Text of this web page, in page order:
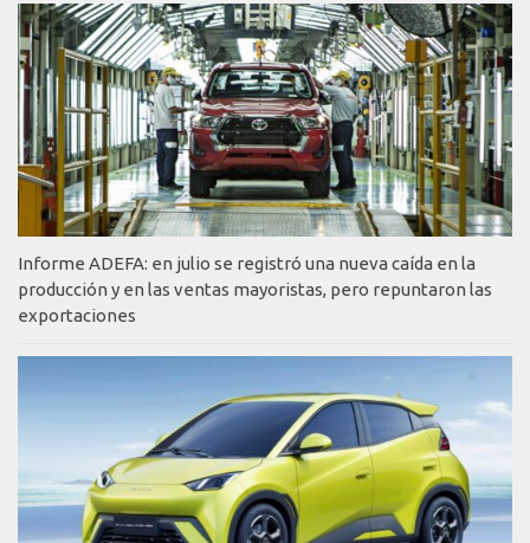
Informe ADEFA: en julio se registró una nueva caída en la
producción y en las ventas mayoristas, pero repuntaron las
exportaciones